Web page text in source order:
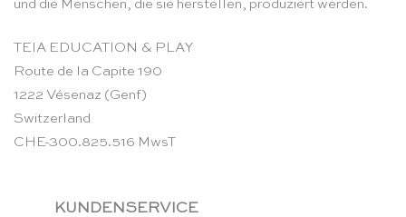
und die Menschen, die sie herstellen, produziert werden.
TEIA EDUCATION & PLAY
Route de la Capite 190
1222 Vésenaz (Genf)
Switzerland
CHE-300.825.516 MwsT
KUNDENSERVICE